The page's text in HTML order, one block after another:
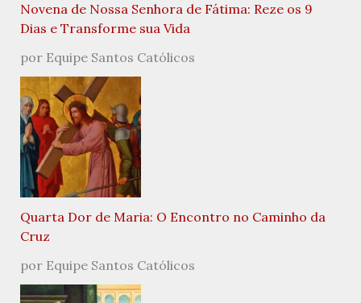
Novena de Nossa Senhora de Fátima: Reze os 9
Dias e Transforme sua Vida
por Equipe Santos Católicos
Quarta Dor de Maria: O Encontro no Caminho da
Cruz
por Equipe Santos Católicos